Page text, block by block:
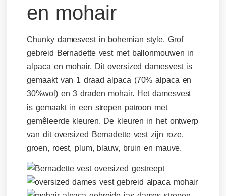
en mohair
Chunky damesvest in bohemian style. Grof
gebreid Bernadette vest met ballonmouwen in
alpaca en mohair. Dit oversized damesvest is
gemaakt van 1 draad alpaca (70% alpaca en
30%wol) en 3 draden mohair. Het damesvest
is gemaakt in een strepen patroon met
gemêleerde kleuren. De kleuren in het ontwerp
van dit oversized Bernadette vest zijn roze,
groen, roest, plum, blauw, bruin en mauve.